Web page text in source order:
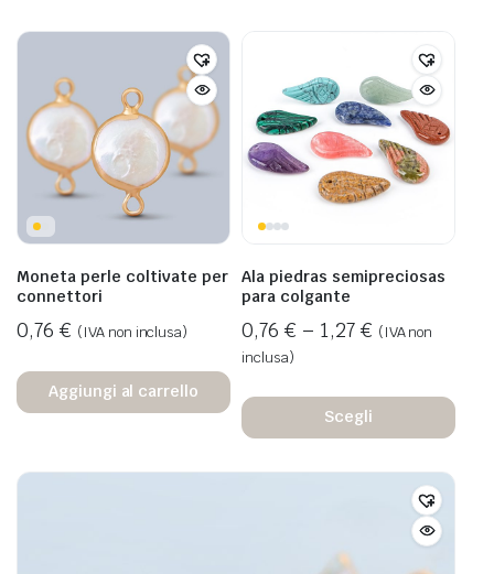
Moneta perle coltivate per
connettori
0,76 € (IVA non inclusa)
Aggiungi al carrello
Ala piedras semipreciosas
para colgante
0,76 € – 1,27 € (IVA non
inclusa)
Scegli